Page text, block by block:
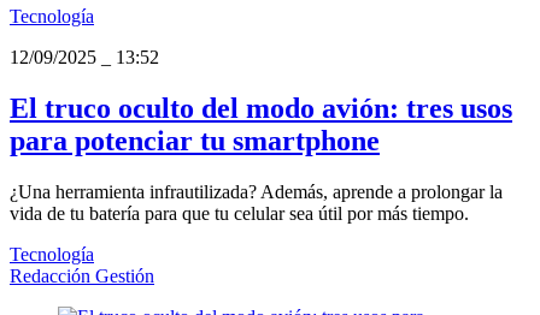
Tecnología
12/09/2025
13:52
El truco oculto del modo avión: tres usos
para potenciar tu smartphone
¿Una herramienta infrautilizada? Además, aprende a prolongar la
vida de tu batería para que tu celular sea útil por más tiempo.
Tecnología
Redacción Gestión